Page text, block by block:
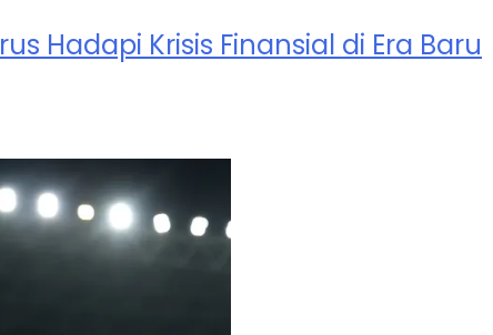
Hadapi Krisis Finansial di Era Baru